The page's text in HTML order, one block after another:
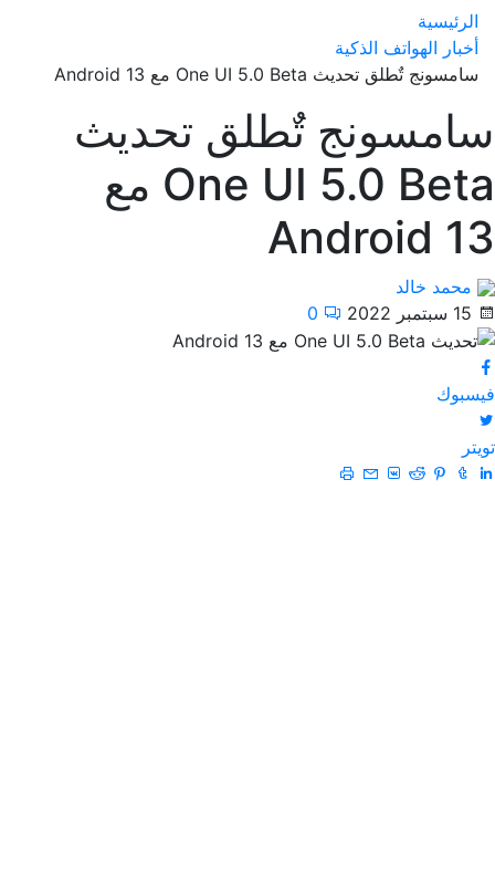
الرئيسية
أخبار الهواتف الذكية
سامسونج تٌطلق تحديث One UI 5.0 Beta مع Android 13
سامسونج تٌطلق تحديث
One UI 5.0 Beta مع
Android 13
محمد خالد
15 سبتمبر 2022
0
فيسبوك
تويتر